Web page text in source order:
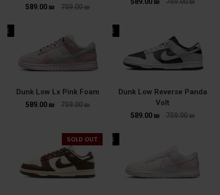
759.00₪
589.00 ₪
SALE
Dunk Low Reverse Panda
Volt
759.00₪
589.00 ₪
Dunk Low Lx Pink Foam
759.00₪
589.00 ₪
SALE
SOLD OUT